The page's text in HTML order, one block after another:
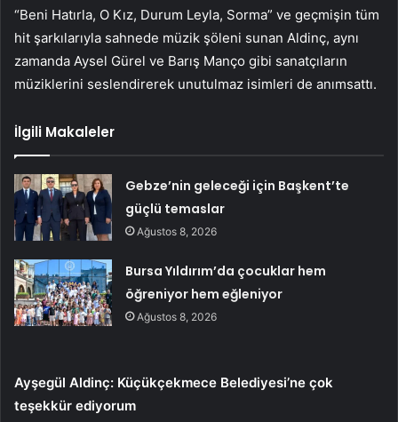
“Beni Hatırla, O Kız, Durum Leyla, Sorma” ve geçmişin tüm
hit şarkılarıyla sahnede müzik şöleni sunan Aldinç, aynı
zamanda Aysel Gürel ve Barış Manço gibi sanatçıların
müziklerini seslendirerek unutulmaz isimleri de anımsattı.
İlgili Makaleler
Gebze’nin geleceği için Başkent’te
güçlü temaslar
Ağustos 8, 2026
Bursa Yıldırım’da çocuklar hem
öğreniyor hem eğleniyor
Ağustos 8, 2026
Ayşegül Aldinç: Küçükçekmece Belediyesi’ne çok
teşekkür ediyorum